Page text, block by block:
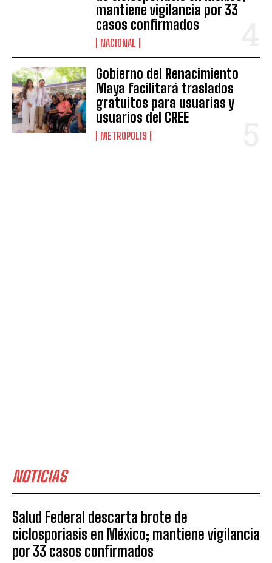
mantiene vigilancia por 33
casos confirmados
NACIONAL
Gobierno del Renacimiento
Maya facilitará traslados
gratuitos para usuarias y
usuarios del CREE
METROPOLIS
NOTICIAS
Salud Federal descarta brote de
ciclosporiasis en México; mantiene vigilancia
por 33 casos confirmados